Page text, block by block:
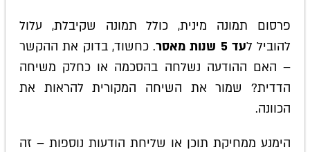
פרסום תמונה מינית, כולל תמונה שקיבלת, עלול
להוביל לעד 5 שנות מאסר
. כחשוד, בדוק את ההקשר
– האם ההודעה נשלחה בהסכמה או כחלק משיחה
הדדית? שמור את השיחה המקורית להראות את
הכוונה.
הימנע ממחיקת תוכן או שליחת הודעות נוספות – זה